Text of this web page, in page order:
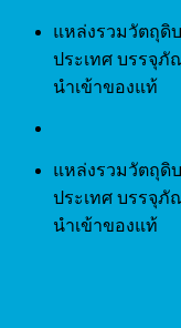
Skip
content
แหล่งรวมวัตถุดิ
ประเทศ บรรจุ
นำเข้าของแท้
แหล่งรวมวัตถุดิ
ประเทศ บรรจุ
นำเข้าของแท้